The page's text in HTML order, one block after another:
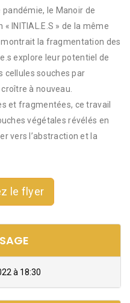
le Manoir de
INITIAL.E.S » de la même
la fragmentation des
explore leur potentiel de
cellules souches par
à nouveau.
et fragmentées, ce travail
végétales révélés en
vers l’abstraction et la
le flyer
à 18:30